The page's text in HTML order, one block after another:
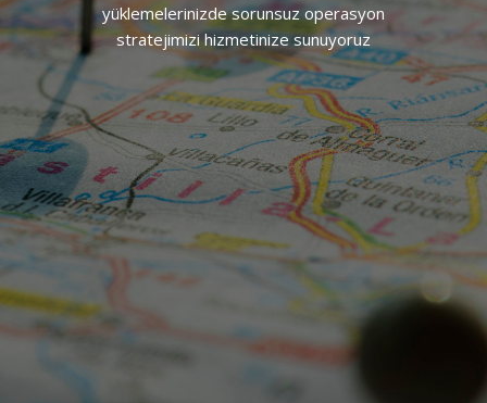
yüklemelerinizde sorunsuz operasyon
stratejimizi hizmetinize sunuyoruz